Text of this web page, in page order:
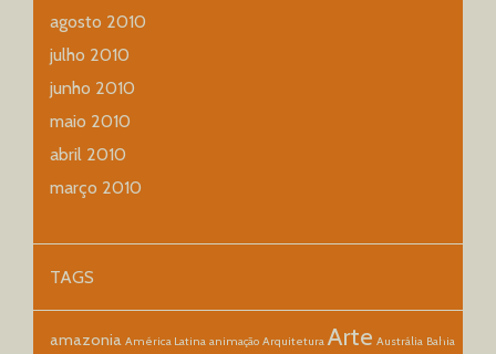
agosto 2010
julho 2010
junho 2010
maio 2010
abril 2010
março 2010
TAGS
amazonia América Latina animação Arquitetura Arte Austrália Bahia